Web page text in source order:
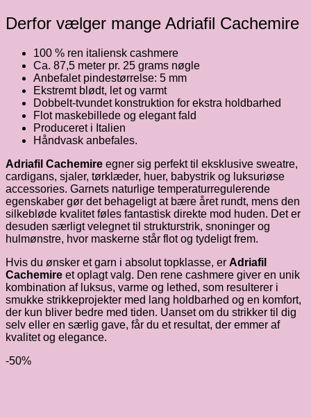
Derfor vælger mange Adriafil Cachemire
100 % ren italiensk cashmere
Ca. 87,5 meter pr. 25 grams nøgle
Anbefalet pindestørrelse: 5 mm
Ekstremt blødt, let og varmt
Dobbelt-tvundet konstruktion for ekstra holdbarhed
Flot maskebillede og elegant fald
Produceret i Italien
Håndvask anbefales.
Adriafil Cachemire egner sig perfekt til eksklusive sweatre,
cardigans, sjaler, tørklæder, huer, babystrik og luksuriøse
accessories. Garnets naturlige temperaturregulerende
egenskaber gør det behageligt at bære året rundt, mens den
silkebløde kvalitet føles fantastisk direkte mod huden. Det er
desuden særligt velegnet til strukturstrik, snoninger og
hulmønstre, hvor maskerne står flot og tydeligt frem.
Hvis du ønsker et garn i absolut topklasse, er Adriafil
Cachemire et oplagt valg. Den rene cashmere giver en unik
kombination af luksus, varme og lethed, som resulterer i
smukke strikkeprojekter med lang holdbarhed og en komfort,
der kun bliver bedre med tiden. Uanset om du strikker til dig
selv eller en særlig gave, får du et resultat, der emmer af
kvalitet og elegance.
-50%